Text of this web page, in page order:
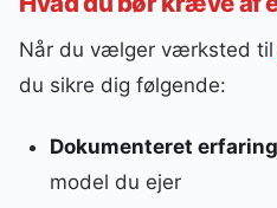
Når du vælger værksted til
du sikre dig følgende:
Dokumenteret erfaring
model du ejer